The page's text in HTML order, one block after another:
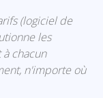
(logiciel de
les
chacun
n'importe où